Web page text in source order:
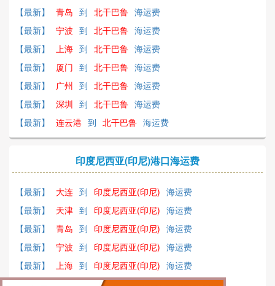
【最新】
青岛 到 北干巴鲁 海运费
【最新】
宁波 到 北干巴鲁 海运费
【最新】
上海 到 北干巴鲁 海运费
【最新】
厦门 到 北干巴鲁 海运费
【最新】
广州 到 北干巴鲁 海运费
【最新】
深圳 到 北干巴鲁 海运费
【最新】
连云港 到 北干巴鲁 海运费
印度尼西亚(印尼)港口海运费
【最新】 大连 到 印度尼西亚(印尼) 海运费
【最新】
天津 到 印度尼西亚(印尼) 海运费
【最新】
青岛 到 印度尼西亚(印尼) 海运费
【最新】
宁波 到 印度尼西亚(印尼) 海运费
【最新】
上海 到 印度尼西亚(印尼) 海运费
【最新】 厦门 到 印度尼西亚(印尼) 海运费